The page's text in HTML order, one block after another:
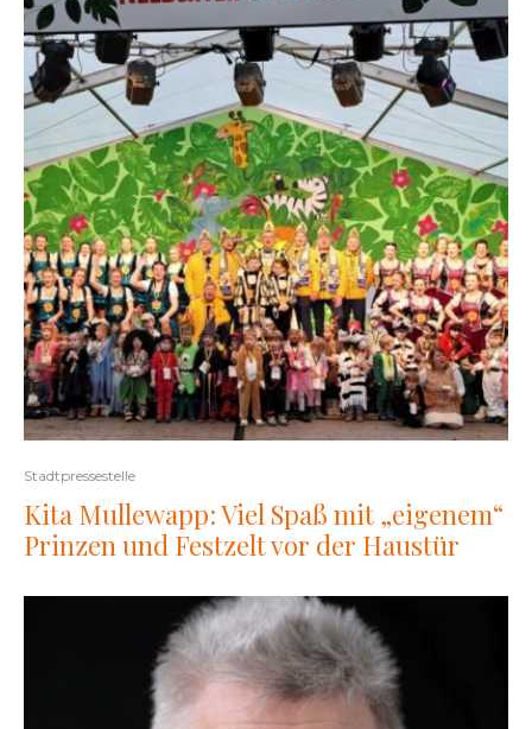
Stadtpressestelle
Kita Mullewapp: Viel Spaß mit „eigenem“
Prinzen und Festzelt vor der Haustür